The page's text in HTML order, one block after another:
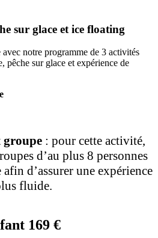
sur glace et ice floating
notre programme de 3 activités
pêche sur glace et expérience de
groupe: pour cette activité,
d’au plus 8 personnes
d’assurer une expérience
fluide.
169 €